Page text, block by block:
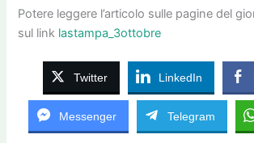
Potere leggere l’articolo sulle pagine del
sul link lastampa_3ottobre
Twitter LinkedIn
Messenger Telegram